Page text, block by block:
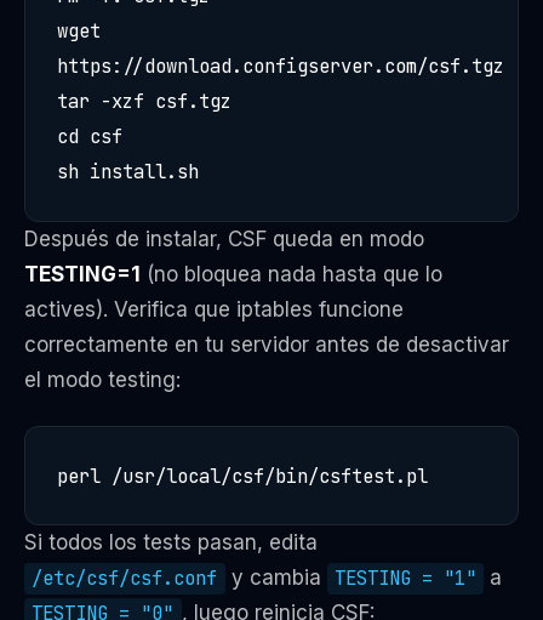
wget
https://download.configserver.com/csf.tgz
tar -xzf csf.tgz
cd csf
sh install.sh
Después de instalar, CSF queda en modo
TESTING=1 (no bloquea nada hasta que lo
actives). Verifica que iptables funcione
correctamente en tu servidor antes de desactivar
el modo testing:
perl /usr/local/csf/bin/csftest.pl
Si todos los tests pasan, edita
/etc/csf/csf.conf y cambia TESTING = "1" a
TESTING = "0" , luego reinicia CSF: